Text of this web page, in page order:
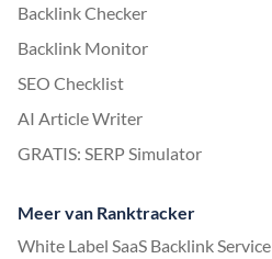
Backlink Checker
Backlink Monitor
SEO Checklist
AI Article Writer
GRATIS: SERP Simulator
Meer van Ranktracker
White Label SaaS Backlink Service